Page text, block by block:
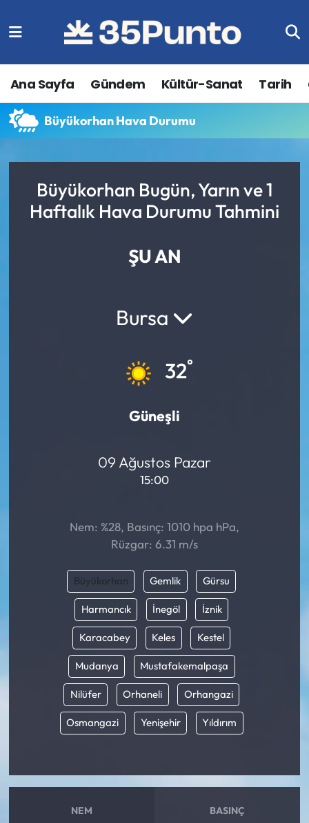
Ana Sayfa Gündem Kültür-Sanat Tarih
Büyükorhan Hava Durumu
Büyükorhan Bugün, Yarın ve 1
Haftalık Hava Durumu Tahmini
ŞU AN
Bursa
32°
Güneşli
09 Ağustos Pazar
15:00
Nem: %28, Basınç: 1010 hpa hPa,
Rüzgar: 6.31 m/s
Büyükorhan Gemlik Gürsu
Harmancık İnegöl İznik
Karacabey Keles Kestel
Mudanya Mustafakemalpaşa
Nilüfer Orhaneli Orhangazi
Osmangazi Yenişehir Yıldırım
NEM BASINÇ